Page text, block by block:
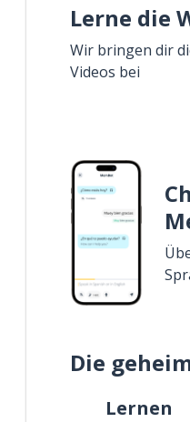
Lerne die
Wir bringen dir
Videos bei
Die
Lernen